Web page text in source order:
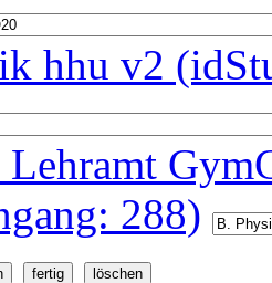
hhu v2
288)